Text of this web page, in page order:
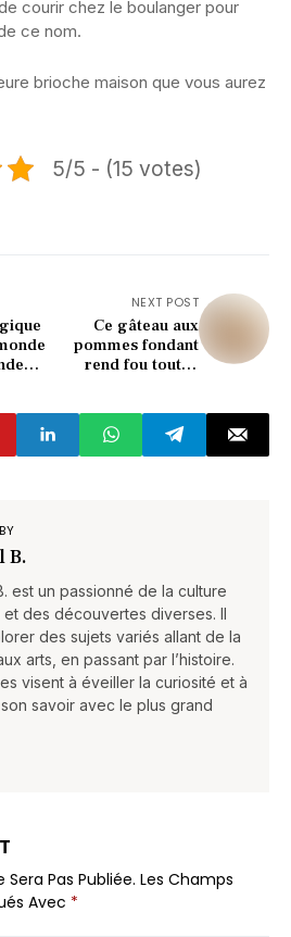
courir chez le boulanger pour
ce nom.
brioche maison que vous aurez
5/5 - (15 votes)
NEXT POST
Ce gâteau aux
pommes fondant
rend fou tout le
miette)
B.
est un passionné de la culture
des découvertes diverses. Il
des sujets variés allant de la
arts, en passant par l’histoire.
visent à éveiller la curiosité et à
savoir avec le plus grand
Sera Pas Publiée. Les Champs
Avec *